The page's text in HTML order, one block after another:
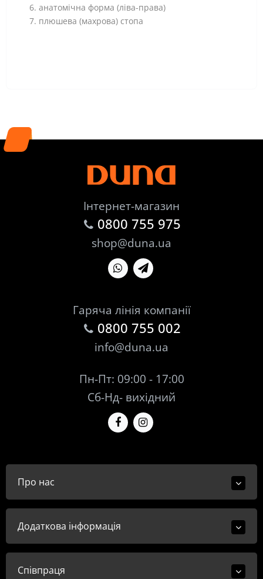
анатомічна форма (ліва-права)
плюшева (махрова) стопа
Інтернет-магазин
0800 755 975
shop@duna.ua
Гаряча лінія компанії
0800 755 002
info@duna.ua
Пн-Пт: 09:00 - 17:00
Сб-Нд- вихідний
Про нас
Додаткова інформація
Співпраця